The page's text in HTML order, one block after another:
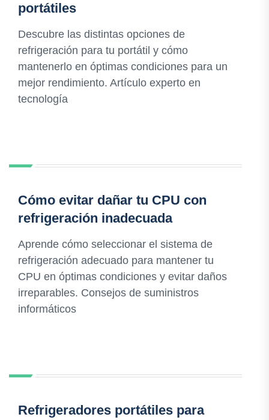
portátiles
Descubre las distintas opciones de
refrigeración para tu portátil y cómo
mantenerlo en óptimas condiciones para un
mejor rendimiento. Artículo experto en
tecnología
Cómo evitar dañar tu CPU con
refrigeración inadecuada
Aprende cómo seleccionar el sistema de
refrigeración adecuado para mantener tu
CPU en óptimas condiciones y evitar daños
irreparables. Consejos de suministros
informáticos
Refrigeradores portátiles para